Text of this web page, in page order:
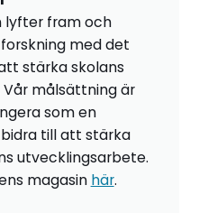
lyfter fram och
med det
stärka skolans
målsättning är
som en
till att stärka
utvecklingsarbete.
magasin här.